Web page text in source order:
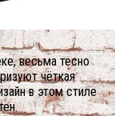
весьма тесно
чёткая
в этом стиле